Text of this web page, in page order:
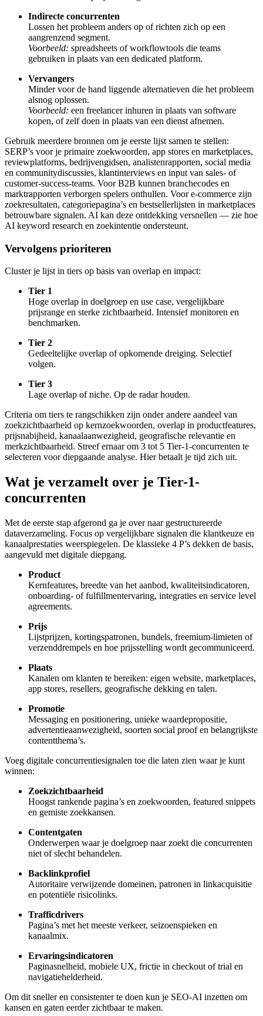
Indirecte concurrenten
Lossen het probleem anders op of richten zich op een
aangrenzend segment.
Voorbeeld: spreadsheets of workflowtools die teams
gebruiken in plaats van een dedicated platform.
Vervangers
Minder voor de hand liggende alternatieven die het probleem
alsnog oplossen.
Voorbeeld: een freelancer inhuren in plaats van software
kopen, of zelf doen in plaats van een dienst afnemen.
Gebruik meerdere bronnen om je eerste lijst samen te stellen:
SERP’s voor je primaire zoekwoorden, app stores en marketplaces,
reviewplatforms, bedrijvengidsen, analistenrapporten, social media
en communitydiscussies, klantinterviews en input van sales- of
customer-success-teams. Voor B2B kunnen branchecodes en
marktrapporten verborgen spelers onthullen. Voor e-commerce zijn
zoekresultaten, categoriepagina’s en bestsellerlijsten in marketplaces
betrouwbare signalen. AI kan deze ontdekking versnellen — zie hoe
AI keyword research en zoekintentie ondersteunt.
Vervolgens prioriteren
Cluster je lijst in tiers op basis van overlap en impact:
Tier 1
Hoge overlap in doelgroep en use case, vergelijkbare
prijsrange en sterke zichtbaarheid. Intensief monitoren en
benchmarken.
Tier 2
Gedeeltelijke overlap of opkomende dreiging. Selectief
volgen.
Tier 3
Lage overlap of niche. Op de radar houden.
Criteria om tiers te rangschikken zijn onder andere aandeel van
zoekzichtbaarheid op kernzoekwoorden, overlap in productfeatures,
prijsnabijheid, kanaalaanwezigheid, geografische relevantie en
merkzichtbaarheid. Streef ernaar om 3 tot 5 Tier-1-concurrenten te
selecteren voor diepgaande analyse. Hier betaalt je tijd zich uit.
Wat je verzamelt over je Tier-1-
concurrenten
Met de eerste stap afgerond ga je over naar gestructureerde
dataverzameling. Focus op vergelijkbare signalen die klantkeuze en
kanaalprestaties weerspiegelen. De klassieke 4 P’s dekken de basis,
aangevuld met digitale diepgang.
Product
Kernfeatures, breedte van het aanbod, kwaliteitsindicatoren,
onboarding- of fulfillmentervaring, integraties en service level
agreements.
Prijs
Lijstprijzen, kortingspatronen, bundels, freemium-limieten of
verzenddrempels en hoe prijsstelling wordt gecommuniceerd.
Plaats
Kanalen om klanten te bereiken: eigen website, marketplaces,
app stores, resellers, geografische dekking en talen.
Promotie
Messaging en positionering, unieke waardepropositie,
advertentieaanwezigheid, soorten social proof en belangrijkste
contentthema’s.
Voeg digitale concurrentiesignalen toe die laten zien waar je kunt
winnen:
Zoekzichtbaarheid
Hoogst rankende pagina’s en zoekwoorden, featured snippets
en gemiste zoekkansen.
Contentgaten
Onderwerpen waar je doelgroep naar zoekt die concurrenten
niet of slecht behandelen.
Backlinkprofiel
Autoritaire verwijzende domeinen, patronen in linkacquisitie
en potentiële risicolinks.
Trafficdrivers
Pagina’s met het meeste verkeer, seizoenspieken en
kanaalmix.
Ervaringsindicatoren
Paginasnelheid, mobiele UX, frictie in checkout of trial en
navigatiehelderheid.
Om dit sneller en consistenter te doen kun je SEO-AI inzetten om
kansen en gaten eerder zichtbaar te maken.